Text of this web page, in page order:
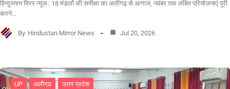
हिन्दुस्तान मिरर न्यूज़ : 18 मंडलों की समीक्षा का अलीगढ़ से आगाज, नवंबर तक लंबित परियोजनाएं पूरी
करने…
By Hindustan Mirror News Jul 20, 2026
UP अलीगढ उत्तर प्रदेश